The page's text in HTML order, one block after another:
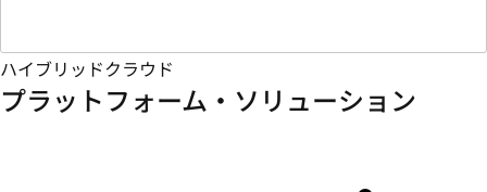
ハイブリッドクラウド
プラットフォーム・ソリューション